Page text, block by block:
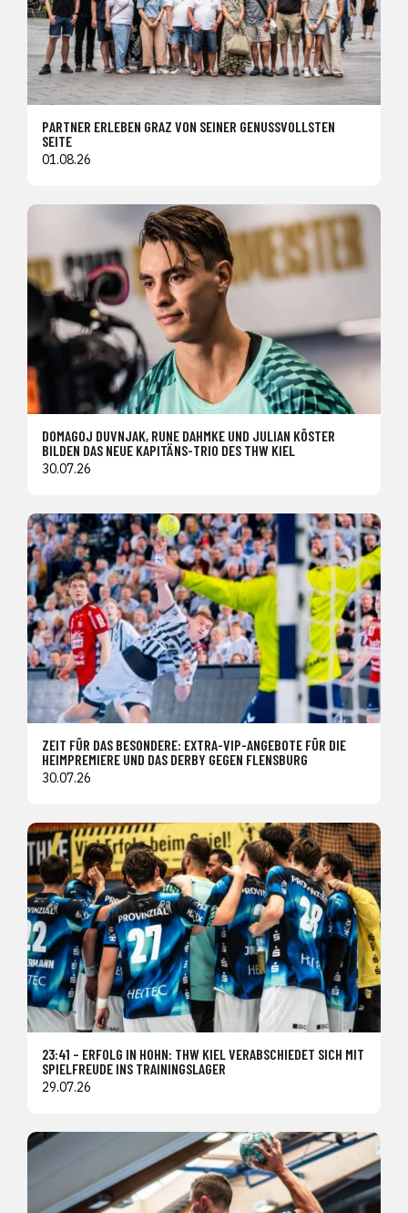
PARTNER ERLEBEN GRAZ VON SEINER GENUSSVOLLSTEN
SEITE
01.08.26
DOMAGOJ DUVNJAK, RUNE DAHMKE UND JULIAN KÖSTER
BILDEN DAS NEUE KAPITÄNS-TRIO DES THW KIEL
30.07.26
ZEIT FÜR DAS BESONDERE: EXTRA-VIP-ANGEBOTE FÜR DIE
HEIMPREMIERE UND DAS DERBY GEGEN FLENSBURG
30.07.26
23:41 – ERFOLG IN HOHN: THW KIEL VERABSCHIEDET SICH MIT
SPIELFREUDE INS TRAININGSLAGER
29.07.26